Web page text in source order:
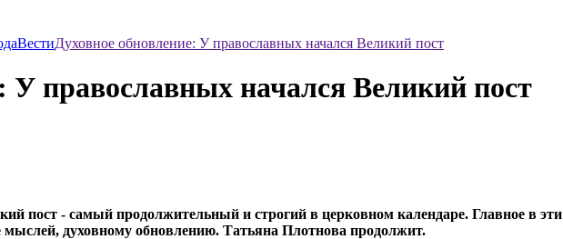
ВестиДуховное обновление: У православных начался Великий пост
У православных начался Великий пост
пост - самый продолжительный и строгий в церковном календаре. Главное в
мыслей, духовному обновлению. Татьяна Плотнова продолжит.